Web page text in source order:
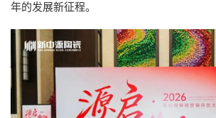
年的发展新征程。